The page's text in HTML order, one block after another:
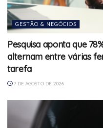
GESTÃO & NEGÓCIOS
Pesquisa aponta que
alternam entre várias
tarefa
7 DE AGOSTO DE 2026